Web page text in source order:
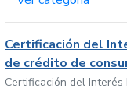
Certificación del
de crédito de
Certificación del